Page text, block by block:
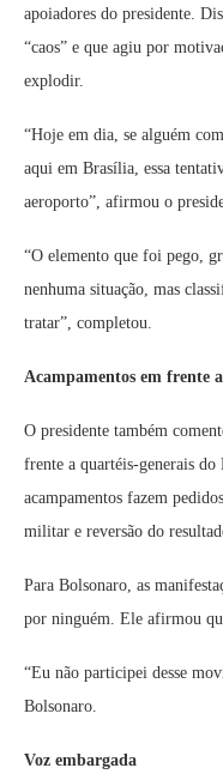
apoiadores do presidente.
“caos” e que agiu por
explodir.
“Hoje em dia, se alguém
aqui em Brasília, essa
aeroporto”, afirmou o
“O elemento que foi pego,
nenhuma situação, mas
tratar”, completou.
Acampamentos em frente
O presidente também
frente a quartéis-generais
acampamentos fazem
militar e reversão do
Para Bolsonaro, as
por ninguém. Ele afirmou
“Eu não participei desse
Bolsonaro.
Voz embargada